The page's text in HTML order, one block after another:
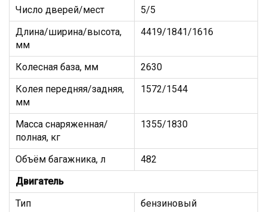
Число дверей/мест
5/5
Длина/ширина/высота,
мм
4419/1841/1616
Колесная база, мм
2630
Колея передняя/задняя,
мм
1572/1544
Масса снаряженная/
полная, кг
1355/1830
Объём багажника, л
482
Двигатель
Тип
бензиновый